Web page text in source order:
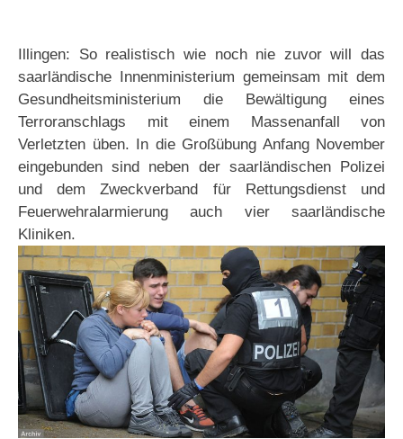
Illingen: So realistisch wie noch nie zuvor will das
saarländische Innenministerium gemeinsam mit dem
Gesundheitsministerium die Bewältigung eines
Terroranschlags mit einem Massenanfall von
Verletzten üben. In die Großübung Anfang November
eingebunden sind neben der saarländischen Polizei
und dem Zweckverband für Rettungsdienst und
Feuerwehralarmierung auch vier saarländische
Kliniken.